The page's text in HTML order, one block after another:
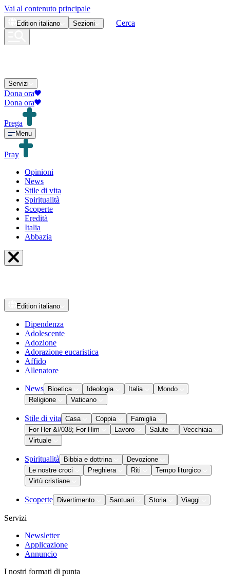
Vai al contenuto principale
Edition italiano Sezioni Cerca
Servizi
Dona ora
Dona ora
Prega
Menu
Pray
Opinioni
News
Stile di vita
Spiritualità
Scoperte
Eredità
Italia
Abbazia
Edition italiano
Dipendenza
Adolescente
Adozione
Adorazione eucaristica
Affido
Allenatore
News Bioetica Ideologia Italia
Mondo
Religione
Vaticano
Stile di vita Casa Coppia
Famiglia
For Her &#038; For Him
Lavoro Salute
Vecchiaia
Virtuale
Spiritualità Bibbia e dottrina
Devozione
Le nostre croci
Preghiera Riti
Tempo liturgico
Virtù cristiane
Scoperte Divertimento Santuari Storia Viaggi
Servizi
Newsletter
Applicazione
Annuncio
I nostri formati di punta